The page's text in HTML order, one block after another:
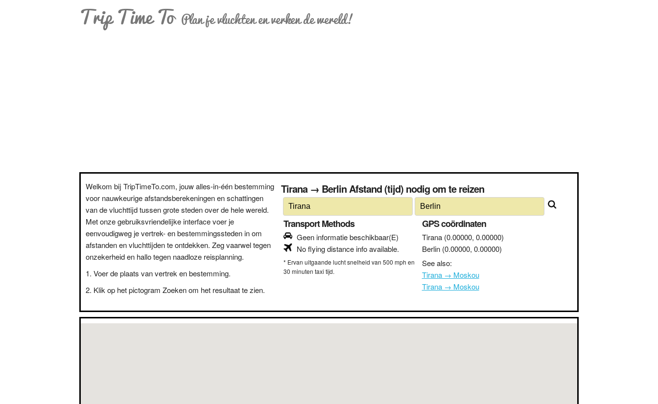
Trip Time To Plan je vluchten en verken de wereld!
Welkom bij TripTimeTo.com, jouw alles-in-één bestemming
voor nauwkeurige afstandsberekeningen en schattingen
van de vluchttijd tussen grote steden over de hele wereld.
Met onze gebruiksvriendelijke interface voer je
eenvoudigweg je vertrek- en bestemmingssteden in om
afstanden en vluchttijden te ontdekken. Zeg vaarwel tegen
onzekerheid en hallo tegen naadloze reisplanning.
Voer de plaats van vertrek en bestemming.
Klik op het pictogram Zoeken om het resultaat te zien.
Tirana → Berlin Afstand (tijd) nodig om te reizen
Transport Methods
Geen informatie beschikbaar(E)
No flying distance info available.
* Ervan uitgaande lucht snelheid van 500 mph en
30 minuten taxi tijd.
GPS coördinaten
Tirana (0.00000, 0.00000)
Berlin (0.00000, 0.00000)
See also:
Tirana → Moskou
Tirana → Moskou